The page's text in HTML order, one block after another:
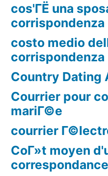
cos'ГЁ una
corrispondenza
costo medio
corrispondenza
Country Dating
Courrier pour
mariГ©e
courrier
CoГ»t moyen
correspondance